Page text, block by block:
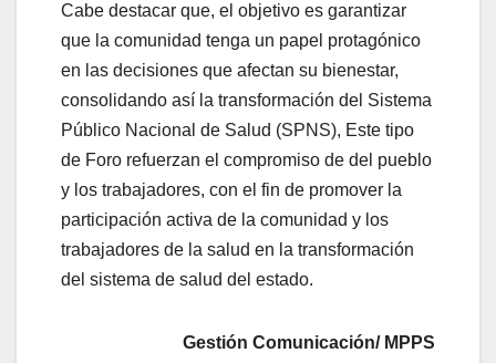
Cabe destacar que, el objetivo es garantizar
que la comunidad tenga un papel protagónico
en las decisiones que afectan su bienestar,
consolidando así la transformación del Sistema
Público Nacional de Salud (SPNS), Este tipo
de Foro refuerzan el compromiso de del pueblo
y los trabajadores, con el fin de promover la
participación activa de la comunidad y los
trabajadores de la salud en la transformación
del sistema de salud del estado.
Gestión Comunicación/ MPPS